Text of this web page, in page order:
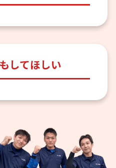
してほしい